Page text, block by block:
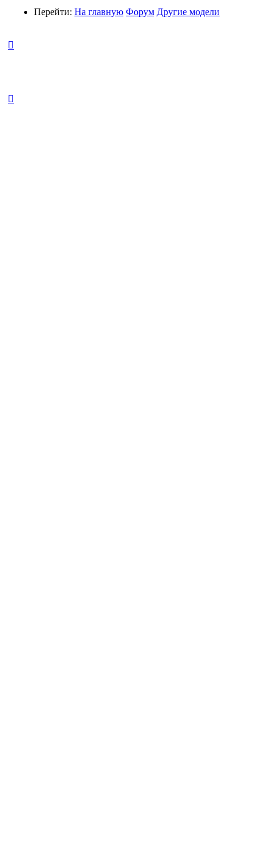
Перейти: На главную Форум Другие модели